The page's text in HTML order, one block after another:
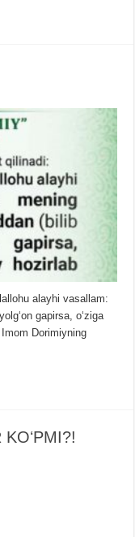
alayhi vasallam:
gapirsa, oʻziga
Imom Dorimiyning